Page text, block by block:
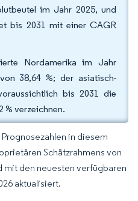
im Jahr 2025, und
bis 2031 mit einer CAGR
Nordamerika im Jahr
38,64 %; der asiatisch-
bis 2031 die
% verzeichnen.
in diesem
Schätzrahmens von
mit den neuesten verfügbaren
aktualisiert.